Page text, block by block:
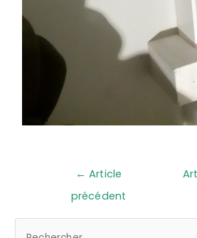
← Article
précédent